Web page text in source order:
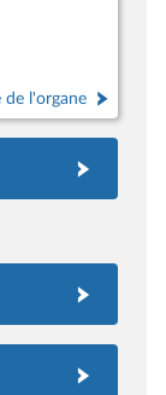
de l'organe